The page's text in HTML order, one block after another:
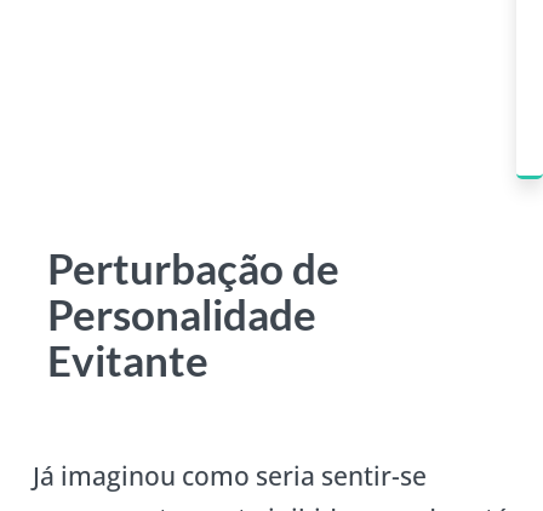
Perturbação de
Personalidade
Evitante
Já imaginou como seria sentir-se